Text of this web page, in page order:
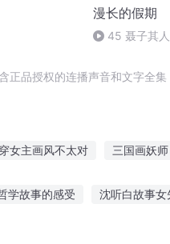
漫长的假期
45 聂子其人
品授权的连播声音和文字全
女主画风不太对 三国画妖师
学故事的感受 沈听白故事女